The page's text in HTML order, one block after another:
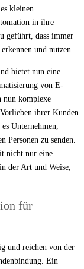
kleinen
in ihre
geführt, dass immer
und nutzen.
bietet nun eine
von E-
nun komplexe
ihrer Kunden
Unternehmen,
zu senden.
nicht nur eine
der Art und Weise,
für
und reichen von der
Ein